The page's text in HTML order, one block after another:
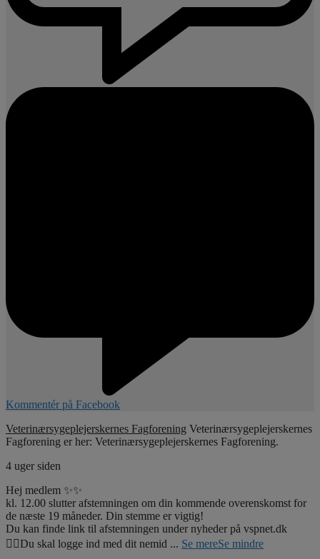
Kommentér på Facebook
Veterinærsygeplejerskernes Fagforening Veterinærsygeplejerskernes
Fagforening er her: Veterinærsygeplejerskernes Fagforening.
4 uger siden
Hej medlem ✨✨
kl. 12.00 slutter afstemningen om din kommende overenskomst for
de næste 19 måneder. Din stemme er vigtig!
Du kan finde link til afstemningen under nyheder på vspnet.dk
☝🏼Du skal logge ind med dit nemid ... Se mereSe mindre